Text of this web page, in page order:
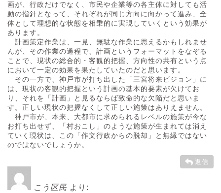
画が、行政だけでなく、市民や企業等の各主体に対しても活
動の指針となって、それぞれが同じ方向に向かって進み、全
体として理想的な状態を相乗的に実現していくという効果が
あります。
計画策定作業は、一見、無駄な作業に思えるかもしれませ
んが、その作業の過程で、計画というフォーマットをなぞる
ことで、現状の総合的・客観的把握、方向性の共有という点
において一定の効果を果たしていたのだと思います。
その一方で、神戸市が打ち出した「三宮将来ビジョン」に
は、現状の客観的把握という計画の基本的要素が欠けてお
り、それを「計画」と見るならば致命的な欠陥だと思いま
す。正しい現状の把握なくして正しい施策はありえません。
神戸市が、本来、大都市に求められるレベルの施策が今な
お打ち出せず、「村おこし」のような施策が生まれては消え
ていく現状は、この「作文行政からの脱却」と無縁ではない
のではないでしょうか。
返信
こう区民 より: